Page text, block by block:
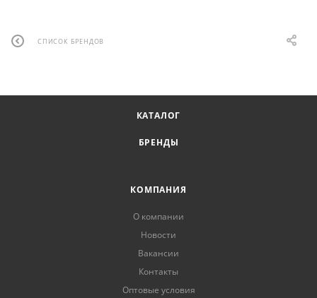
СПИСОК БРЕНДОВ
КАТАЛОГ
БРЕНДЫ
КОМПАНИЯ
О компании
Новости
Вакансии
Контакты
Оптовые условия